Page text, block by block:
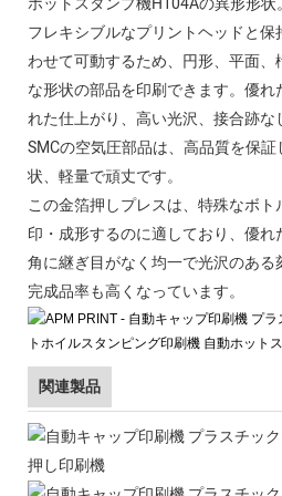
フレキシブルなプリントヘッドと
わせて可動するため、円形、平面、
な形状の部品を印刷できます。優
れた仕上がり、高い光沢、接合跡な
SMCの空気圧部品は、高品質を保
状、軽量で頑丈です。
この金箔押しプレスは、特殊なボ
印・成形するのに適しており、優
角に継ぎ目がなく均一で光沢のある
完成品率も高くなっています。
関連製品